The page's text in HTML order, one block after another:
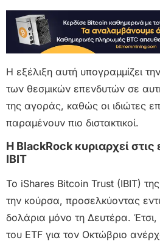
Η εξέλιξη αυτή υπογραμμίζει
των θεσμικών επενδυτών σε
της αγοράς, καθώς οι ιδιώτες
παραμένουν πιο διστακτικοί.
Η BlackRock κυριαρχεί
IBIT
Το iShares Bitcoin Trust (IBIT)
την κούρσα, προσελκύοντας
δολάρια μόνο τη Δευτέρα. Έτσι,
του ETF για τον Οκτώβριο